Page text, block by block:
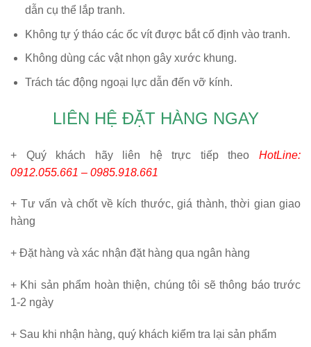
dẫn cụ thể lắp tranh.
Không tự ý tháo các ốc vít được bắt cố định vào tranh.
Không dùng các vật nhọn gây xước khung.
Trách tác động ngoại lực dẫn đến vỡ kính.
LIÊN HỆ ĐẶT HÀNG NGAY
+ Quý khách hãy liên hệ trực tiếp theo HotLine:
0912.055.661 – 0985.918.661
+ Tư vấn và chốt về kích thước, giá thành, thời gian giao
hàng
+ Đặt hàng và xác nhận đặt hàng qua ngân hàng
+ Khi sản phẩm hoàn thiện, chúng tôi sẽ thông báo trước
1-2 ngày
+ Sau khi nhận hàng, quý khách kiểm tra lại sản phẩm